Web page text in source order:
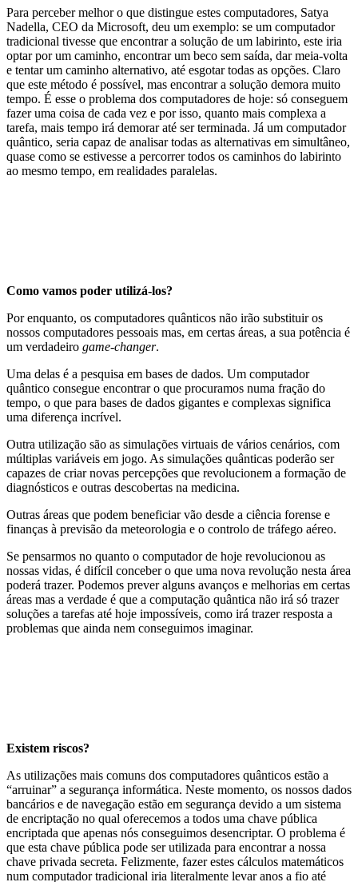
Para perceber melhor o que distingue estes computadores, Satya
Nadella, CEO da Microsoft, deu um exemplo: se um computador
tradicional tivesse que encontrar a solução de um labirinto, este iria
optar por um caminho, encontrar um beco sem saída, dar meia-volta
e tentar um caminho alternativo, até esgotar todas as opções. Claro
que este método é possível, mas encontrar a solução demora muito
tempo. É esse o problema dos computadores de hoje: só conseguem
fazer uma coisa de cada vez e por isso, quanto mais complexa a
tarefa, mais tempo irá demorar até ser terminada. Já um computador
quântico, seria capaz de analisar todas as alternativas em simultâneo,
quase como se estivesse a percorrer todos os caminhos do labirinto
ao mesmo tempo, em realidades paralelas.
Como vamos poder utilizá-los?
Por enquanto, os computadores quânticos não irão substituir os
nossos computadores pessoais mas, em certas áreas, a sua potência é
um verdadeiro game-changer.
Uma delas é a pesquisa em bases de dados. Um computador
quântico consegue encontrar o que procuramos numa fração do
tempo, o que para bases de dados gigantes e complexas significa
uma diferença incrível.
Outra utilização são as simulações virtuais de vários cenários, com
múltiplas variáveis em jogo. As simulações quânticas poderão ser
capazes de criar novas percepções que revolucionem a formação de
diagnósticos e outras descobertas na medicina.
Outras áreas que podem beneficiar vão desde a ciência forense e
finanças à previsão da meteorologia e o controlo de tráfego aéreo.
Se pensarmos no quanto o computador de hoje revolucionou as
nossas vidas, é difícil conceber o que uma nova revolução nesta área
poderá trazer. Podemos prever alguns avanços e melhorias em certas
áreas mas a verdade é que a computação quântica não irá só trazer
soluções a tarefas até hoje impossíveis, como irá trazer resposta a
problemas que ainda nem conseguimos imaginar.
Existem riscos?
As utilizações mais comuns dos computadores quânticos estão a
“arruinar” a segurança informática. Neste momento, os nossos dados
bancários e de navegação estão em segurança devido a um sistema
de encriptação no qual oferecemos a todos uma chave pública
encriptada que apenas nós conseguimos desencriptar. O problema é
que esta chave pública pode ser utilizada para encontrar a nossa
chave privada secreta. Felizmente, fazer estes cálculos matemáticos
num computador tradicional iria literalmente levar anos a fio até